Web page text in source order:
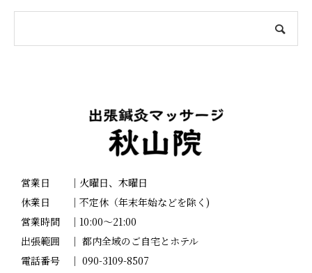
営業日 ｜火曜日、木曜日
休業日 ｜不定休（年末年始などを除く)
営業時間 ｜10:00～21:00
出張範囲 ｜ 都内全域のご自宅とホテル
電話番号 ｜ 090-3109-8507